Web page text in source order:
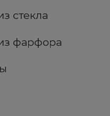
стекла
фарфора